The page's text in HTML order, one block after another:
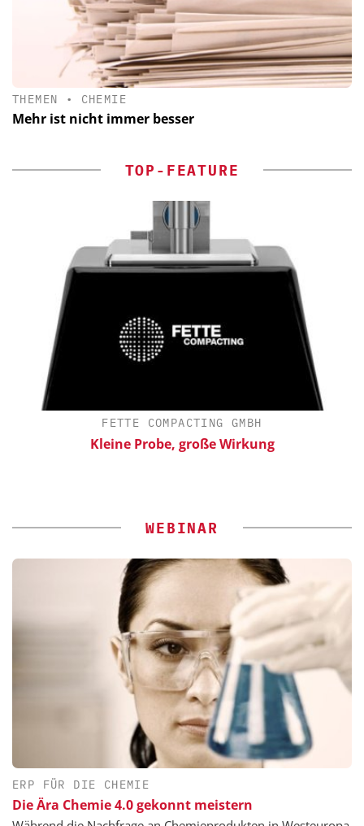
THEMEN • CHEMIE
Mehr ist nicht immer besser
TOP-FEATURE
FETTE COMPACTING GMBH
Kleine Probe, große Wirkung
WEBINAR
ERP FÜR DIE CHEMIE
Die Ära Chemie 4.0 gekonnt meistern